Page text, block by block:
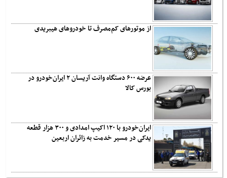
از موتورهای کم‌مصرف تا خودروهای هیبریدی
عرضه ۶۰۰ دستگاه وانت آریسان ۲ ایران‌خودرو در
بورس کالا
ایران‌خودرو با ۱۲۰ اکیپ امدادی و ۳۰۰ هزار قطعه
یدکی در مسیر خدمت به زائران اربعین